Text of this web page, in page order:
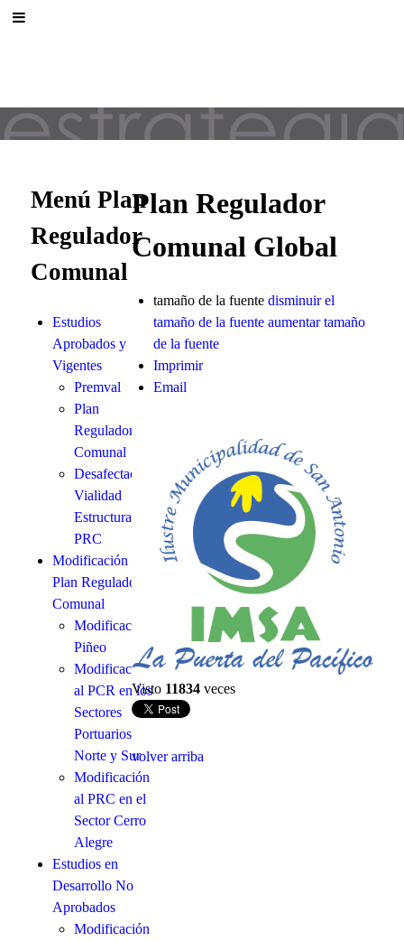
Menú Plan
Regulador
Comunal
Estudios
Aprobados y
Vigentes
Premval
Plan
Regulador
Comunal
Desafectación
Vialidad
Estructurante
PRC
Modificación
Plan Regulador
Comunal
Modificación
Piñeo
Modificación
al PCR en los
Sectores
Portuarios
Norte y Sur
Modificación
al PRC en el
Sector Cerro
Alegre
Estudios en
Desarrollo No
Aprobados
Modificación
Plan Regulador
Comunal Global
tamaño de la fuente disminuir el
tamaño de la fuente aumentar tamaño
de la fuente
Imprimir
Email
Visto 11834 veces
volver arriba